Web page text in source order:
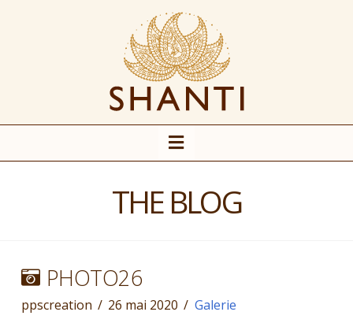
Navigation
THE BLOG
PHOTO26
ppscreation 26 mai 2020 Galerie